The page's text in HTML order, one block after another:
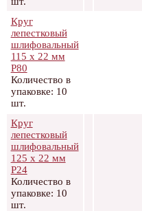
Круг
лепестковый
шлифовальный
115 х 22 мм
Р80
Количество в
упаковке: 10
шт.
Круг
лепестковый
шлифовальный
125 х 22 мм
Р24
Количество в
упаковке: 10
шт.